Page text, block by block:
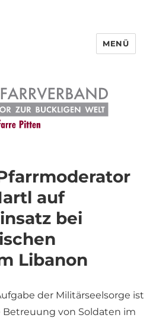
MENÜ
auf
bei
Libanon
der Militärseelsorge ist
von Soldaten im